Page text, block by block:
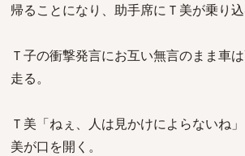
帰ることになり、助手席にＴ美が乗り込
Ｔ子の衝撃発言にお互い無言のまま車
走る。
Ｔ美「ねぇ、人は見かけによらないね
美が口を開く。